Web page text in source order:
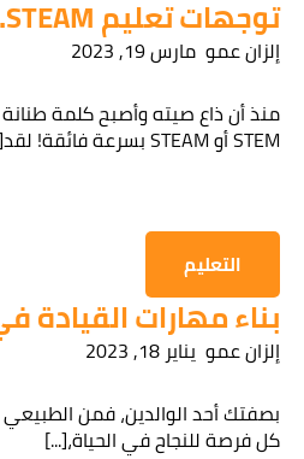
توجهات تعليم STEAM...
إلزان عمو مارس 19, 2023
منذ أن ذاع صيته وأصبح كلمة
STEM أو STEAM بسرعة فائقة! لقد[...]
التعليم
بناء مهارات القيادة
إلزان عمو يناير 18, 2023
بصفتك أحد الوالدين، فمن
كل فرصة للنجاح في الحياة،[...]
الحصول على